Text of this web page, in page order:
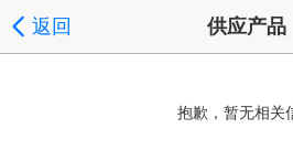
返回 供应产品
抱歉，暂无相关